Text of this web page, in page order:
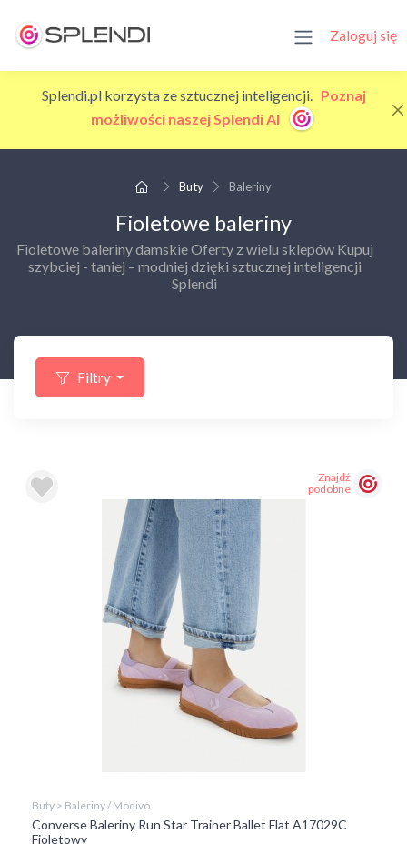
Zaloguj się
Splendi.pl korzysta ze sztucznej inteligencji. Poznaj
możliwości naszej Splendi AI
Buty Baleriny
Fioletowe baleriny
Fioletowe baleriny damskie Oferty z wielu sklepów Kupuj
szybciej - taniej – modniej dzięki sztucznej inteligencji
Splendi
Filtry
Znajdź
podobne
Buty > Baleriny / Modivo
Converse Baleriny Run Star Trainer Ballet Flat​ A17029C
Fioletowy